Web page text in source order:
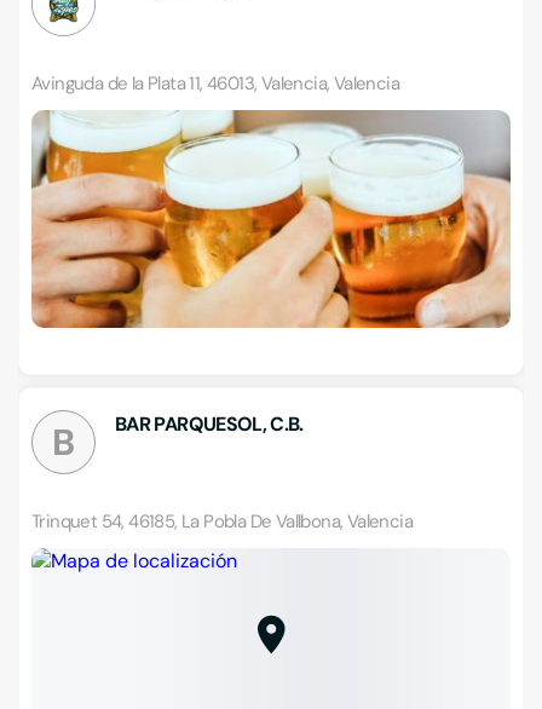
Avinguda de la Plata 11, 46013, Valencia, Valencia
B BAR PARQUESOL, C.B.
Trinquet 54, 46185, La Pobla De Vallbona, Valencia